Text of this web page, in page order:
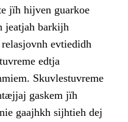
jïh hijven guarkoe
jeatjah barkijh
evtiedidh
edtja
Skuvlestuvreme
gaskem jïh
gaajhkh sijhtieh dej